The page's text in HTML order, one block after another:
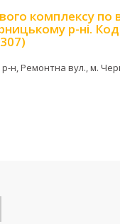
комплексу по
р-ні.
н, Ремонтна вул., м.